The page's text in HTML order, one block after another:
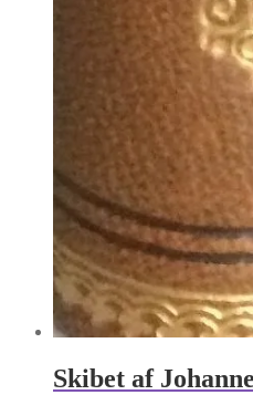
Skibet af